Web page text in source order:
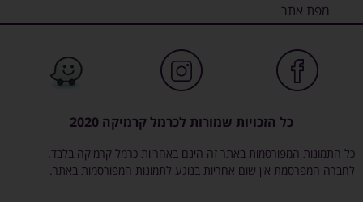
מפת אתר
כל הזכויות שמורות לכרמל קרמיקה 2020
כל התמונות המפורסמות באתר זה הינם באחריות כרמל קרמיקה בלבד.
לחברה המפרסמת אין שום אחריות בנוגע לתמונות המפורסמות באתר.